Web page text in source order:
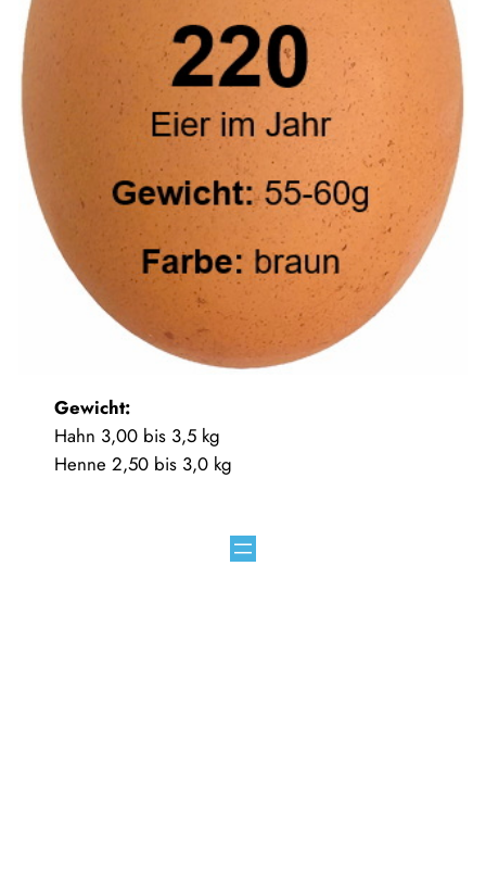
Gewicht:
Hahn 3,00 bis 3,5 kg
Henne 2,50 bis 3,0 kg